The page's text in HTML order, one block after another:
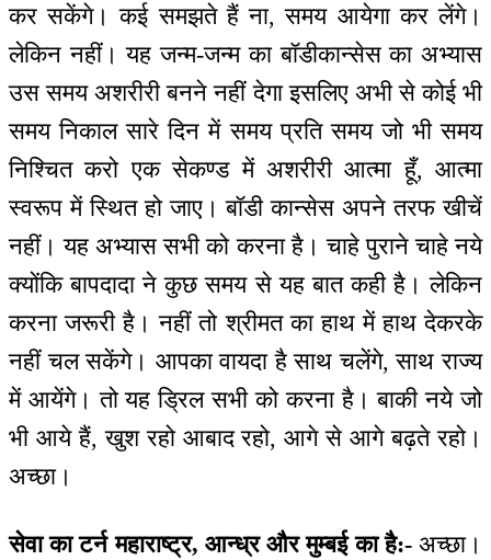
कर सकेंगे। कई समझते हैं ना, समय आयेगा कर लेंगे।
लेकिन नहीं। यह जन्म-जन्म का बॉडीकान्सेस का अभ्यास
उस समय अशरीरी बनने नहीं देगा इसलिए अभी से कोई भी
समय निकाल सारे दिन में समय प्रति समय जो भी समय
निश्चित करो एक सेकण्ड में अशरीरी आत्मा हूँ, आत्मा
स्वरूप में स्थित हो जाए। बॉडी कान्सेस अपने तरफ खीचें
नहीं। यह अभ्यास सभी को करना है। चाहे पुराने चाहे नये
क्योंकि बापदादा ने कुछ समय से यह बात कही है। लेकिन
करना जरूरी है। नहीं तो श्रीमत का हाथ में हाथ देकरके
नहीं चल सकेंगे। आपका वायदा है साथ चलेंगे, साथ राज्य
में आयेंगे। तो यह ड्रिल सभी को करना है। बाकी नये जो
भी आये हैं, खुश रहो आबाद रहो, आगे से आगे बढ़ते रहो।
अच्छा।
सेवा का टर्न महाराष्ट्र, आन्ध्र और मुम्बई का है:-अच्छा।